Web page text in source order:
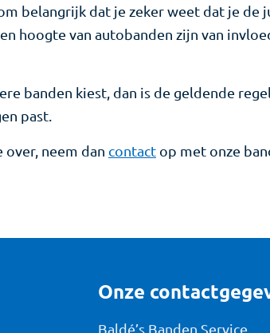
belangrijk dat je zeker weet dat je de
hoogte van autobanden zijn van
banden kiest, dan is de geldende
past.
neem dan contact op met onze
Onze
Baldé’s Banden Service